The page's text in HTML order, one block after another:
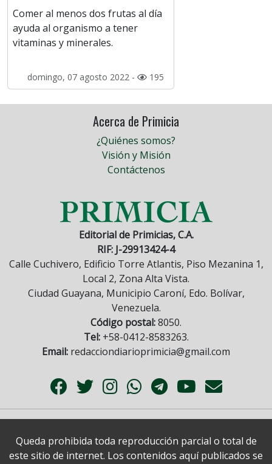
Comer al menos dos frutas al día
ayuda al organismo a tener
vitaminas y minerales.
domingo, 07 agosto 2022 - 195
Acerca de Primicia
¿Quiénes somos?
Visión y Misión
Contáctenos
Editorial de Primicias, C.A.
RIF: J-29913424-4
Calle Cuchivero, Edificio Torre Atlantis, Piso Mezanina 1,
Local 2, Zona Alta Vista.
Ciudad Guayana, Municipio Caroní, Edo. Bolívar,
Venezuela.
Código postal:8050.
Tel:+58-0412-8583263.
Email: redacciondiarioprimicia@gmail.com
Queda prohibida toda reproducción parcial o total de
este sitio de internet. Los contenidos aquí publicados se